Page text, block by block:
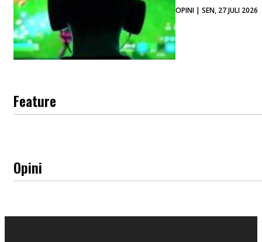
OPINI | SEN, 27 JULI 2026
Feature
Opini